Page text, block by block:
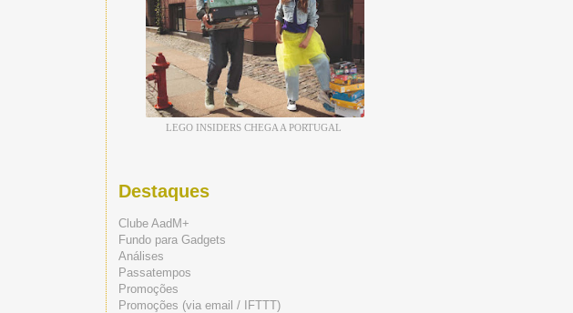
LEGO INSIDERS CHEGA A PORTUGAL
Destaques
Clube AadM+
Fundo para Gadgets
Análises
Passatempos
Promoções
Promoções (via email / IFTTT)